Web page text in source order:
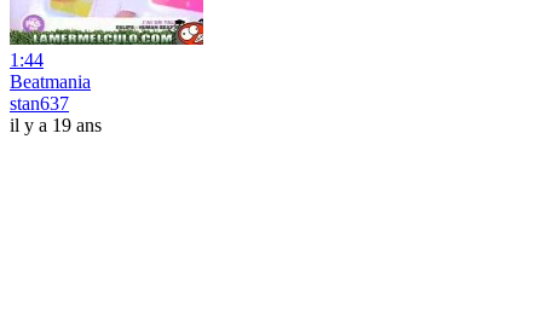
1:44
Beatmania
stan637
il y a 19 ans